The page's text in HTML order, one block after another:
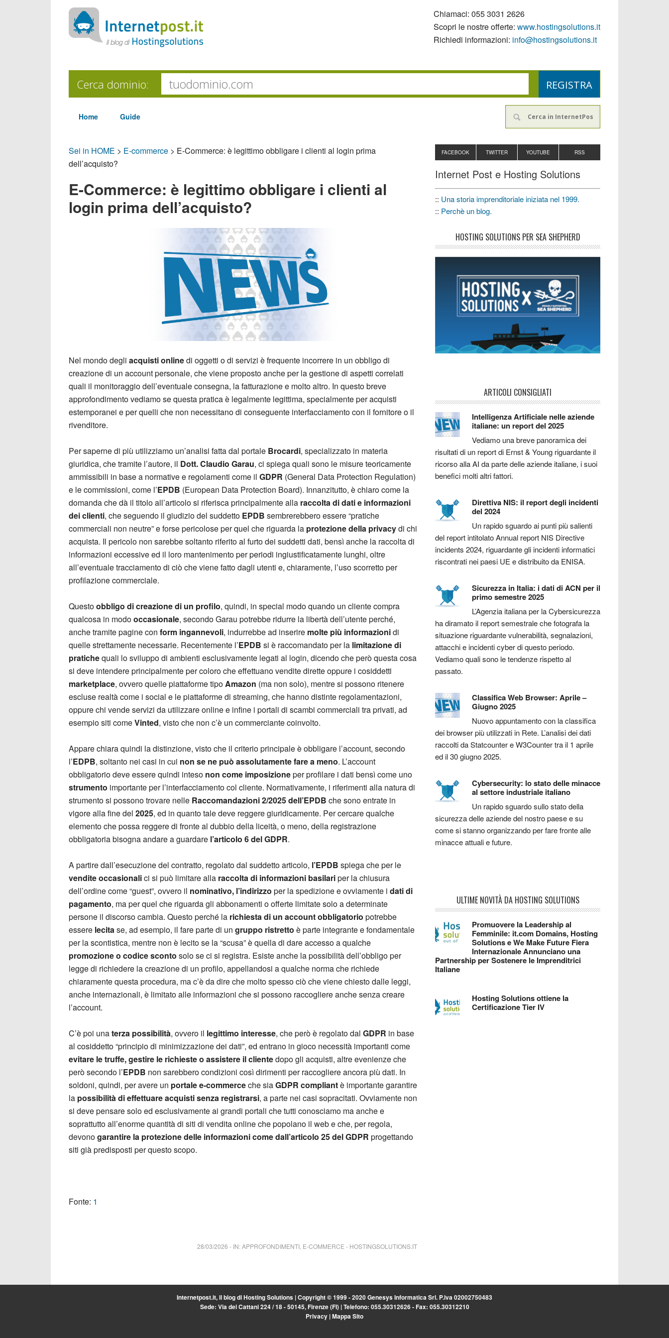
Chiamaci: 055 3031 2626
Scopri le nostre offerte: www.hostingsolutions.it
Richiedi informazioni: info@hostingsolutions.it
Cerca dominio:
Home Guide
Sei in HOME > E-commerce > E-Commerce: è legittimo obbligare i clienti al login prima
dell’acquisto?
E-Commerce: è legittimo obbligare i clienti al
login prima dell’acquisto?
Nel mondo degli acquisti onlinedi oggetti o di servizi è frequente incorrere in un obbligo di
creazione di un account personale, che viene proposto anche per la gestione di aspetti correlati
quali il monitoraggio dell’eventuale consegna, la fatturazione e molto altro. In questo breve
approfondimento vediamo se questa pratica è legalmente legittima, specialmente per acquisti
estemporanei e per quelli che non necessitano di conseguente interfacciamento con il fornitore o il
rivenditore.
Per saperne di più utilizziamo un’analisi fatta dal portale Brocardi, specializzato in materia
giuridica, che tramite l’autore, il Dott. Claudio Garau, ci spiega quali sono le misure teoricamente
ammissibili in base a normative e regolamenti come il GDPR (General Data Protection Regulation)
e le commissioni, come l’EPDB (European Data Protection Board). Innanzitutto, è chiaro come la
domanda che dà il titolo all’articolo si riferisca principalmente alla raccolta di dati e informazioni
dei clienti, che seguendo il giudizio del suddetto EPDB sembrerebbero essere “pratiche
commerciali non neutre” e forse pericolose per quel che riguarda la protezione della privacydi chi
acquista. Il pericolo non sarebbe soltanto riferito al furto dei suddetti dati, bensì anche la raccolta di
informazioni eccessive ed il loro mantenimento per periodi ingiustificatamente lunghi, oltre
all’eventuale tracciamento di ciò che viene fatto dagli utenti e, chiaramente, l’uso scorretto per
profilazione commerciale.
Questoobbligo di creazione di un profilo, quindi, in special modo quando un cliente compra
qualcosa in modooccasionale, secondo Garau potrebbe ridurre la libertà dell’utente perché,
anche tramite pagine con form ingannevoli, indurrebbe ad inserire molte più informazionidi
quelle strettamente necessarie. Recentemente l’EPDB si è raccomandato per la limitazione di
pratichequali lo sviluppo di ambienti esclusivamente legati al login, dicendo che però questa cosa
si deve intendere principalmente per coloro che effettuano vendite dirette oppure i cosiddetti
marketplace, ovvero quelle piattaforme tipoAmazon (ma non solo), mentre si possono ritenere
escluse realtà come i social e le piattaforme di streaming, che hanno distinte regolamentazioni,
oppure chi vende servizi da utilizzare online e infine i portali di scambi commerciali tra privati, ad
esempio siti comeVinted, visto che non c’è un commerciante coinvolto.
Appare chiara quindi la distinzione, visto che il criterio principale è obbligare l’account, secondo
l’EDPB, soltanto nei casi in cui non se ne può assolutamente fare a meno. L’account
obbligatorio deve essere quindi inteso non come imposizioneper profilare i dati bensì come uno
strumento importante per l’interfacciamento col cliente. Normativamente, i riferimenti alla natura di
strumento si possono trovare nelle Raccomandazioni 2/2025dell’EPDB che sono entrate in
vigore alla fine del 2025, ed in quanto tale deve reggere giuridicamente. Per cercare qualche
elemento che possa reggere di fronte al dubbio della liceità, o meno, della registrazione
obbligatoria bisogna andare a guardare l’articolo 6 del GDPR.
A partire dall’esecuzione del contratto, regolato dal suddetto articolo, l’EPDB spiega che per le
vendite occasionalici si può limitare alla raccolta di informazioni basilariper la chiusura
dell’ordine come “guest”, ovvero il nominativo, l’indirizzo per la spedizione e ovviamente i dati di
pagamento, ma per quel che riguarda gli abbonamenti o offerte limitate solo a determinate
persone il discorso cambia. Questo perché la richiesta di un account obbligatorio potrebbe
essere lecitase, ad esempio, il fare parte di un gruppo ristretto è parte integrante e fondamentale
per la scontistica, mentre non è lecito se la “scusa” è quella di dare accesso a qualche
promozione o codice sconto solo se ci si registra. Esiste anche la possibilità dell’obbligo per
legge di richiedere la creazione di un profilo, appellandosi a qualche norma che richiede
chiaramente questa procedura, ma c’è da dire che molto spesso ciò che viene chiesto dalle leggi,
anche internazionali, è limitato alle informazioni che si possono raccogliere anche senza creare
l’account.
C’è poi unaterza possibilità, ovvero il legittimo interesse, che però è regolato dal GDPR in base
al cosiddetto “principio di minimizzazione dei dati”, ed entrano in gioco necessità importanti come
evitare le truffe, gestire le richieste o assistere il clientedopo gli acquisti, altre evenienze che
però secondo l’EPDB non sarebbero condizioni così dirimenti per raccogliere ancora più dati. In
soldoni, quindi, per avere un portale e-commerceche siaGDPR compliantè importante garantire
la possibilità di effettuare acquisti senza registrarsi, a parte nei casi sopracitati. Ovviamente non
si deve pensare solo ed esclusivamente ai grandi portali che tutti conosciamo ma anche e
soprattutto all’enorme quantità di siti di vendita online che popolano il web e che, per regola,
devonogarantire la protezione delle informazioni come dall’articolo 25 del GDPR progettando
siti già predisposti per questo scopo.
Fonte: 1
28/03/2026 - IN:APPROFONDIMENTI E-COMMERCE - HOSTINGSOLUTIONS.IT
FACEBOOK TWITTER YOUTUBE RSS
Internet Post e Hosting Solutions
:: Una storia imprenditoriale iniziata nel 1999.
:: Perchè un blog.
HOSTING SOLUTIONS PER SEA SHEPHERD
ARTICOLI CONSIGLIATI
Intelligenza Artificiale nelle aziende
italiane: un report del 2025
Vediamo una breve panoramica dei
risultati di un report di Ernst & Young riguardante il
ricorso alla AI da parte delle aziende italiane, i suoi
benefici molti altri fattori.
Direttiva NIS: il report degli incidenti
del 2024
Un rapido sguardo ai punti più salienti
del report intitolato Annual report NIS Directive
incidents 2024, riguardante gli incidenti informatici
riscontrati nei paesi UE e distribuito da ENISA.
Sicurezza in Italia: i dati di ACN per il
primo semestre 2025
L’Agenzia italiana per la Cybersicurezza
ha diramato il report semestrale che fotografa la
situazione riguardante vulnerabilità, segnalazioni,
attacchi e incidenti cyber di questo periodo.
Vediamo quali sono le tendenze rispetto al
passato.
Classifica Web Browser: Aprile –
Giugno 2025
Nuovo appuntamento con la classifica
dei browser più utilizzati in Rete. L’analisi dei dati
raccolti da Statcounter e W3Counter tra il 1 aprile
ed il 30 giugno 2025.
Cybersecurity: lo stato delle minacce
al settore industriale italiano
Un rapido sguardo sullo stato della
sicurezza delle aziende del nostro paese e su
come si stanno organizzando per fare fronte alle
minacce attuali e future.
ULTIME NOVITÀ DA HOSTING SOLUTIONS
Promuovere la Leadership al
Femminile: it.com Domains, Hosting
Solutions e We Make Future Fiera
Internazionale Annunciano una
Partnership per Sostenere le Imprenditrici
Italiane
Hosting Solutions ottiene la
Certificazione Tier IV
Internetpost.it, il blog diHosting Solutions | Copyright © 1999 - 2020 Genesys Informatica Srl. P.iva 02002750483
Sede: Via dei Cattani 224 / 18 - 50145, Firenze (FI) | Telefono: 055.30312626 - Fax: 055.30312210
Privacy |Mappa Sito